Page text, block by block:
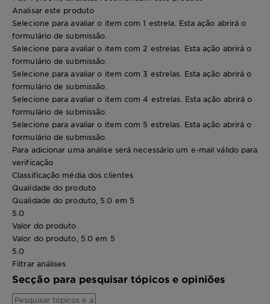
Analisar este produto
Selecione para avaliar o item com 1 estrela. Esta ação abrirá o
formulário de submissão.
Selecione para avaliar o item com 2 estrelas. Esta ação abrirá o
formulário de submissão.
Selecione para avaliar o item com 3 estrelas. Esta ação abrirá o
formulário de submissão.
Selecione para avaliar o item com 4 estrelas. Esta ação abrirá o
formulário de submissão.
Selecione para avaliar o item com 5 estrelas. Esta ação abrirá o
formulário de submissão.
Para adicionar uma análise será necessário um e-mail válido para
verificação
Classificação média dos clientes
Qualidade do produto
Qualidade do produto, 5.0 em 5
5.0
Valor do produto
Valor do produto, 5.0 em 5
5.0
Filtrar análises
Secção para pesquisar tópicos e opiniões